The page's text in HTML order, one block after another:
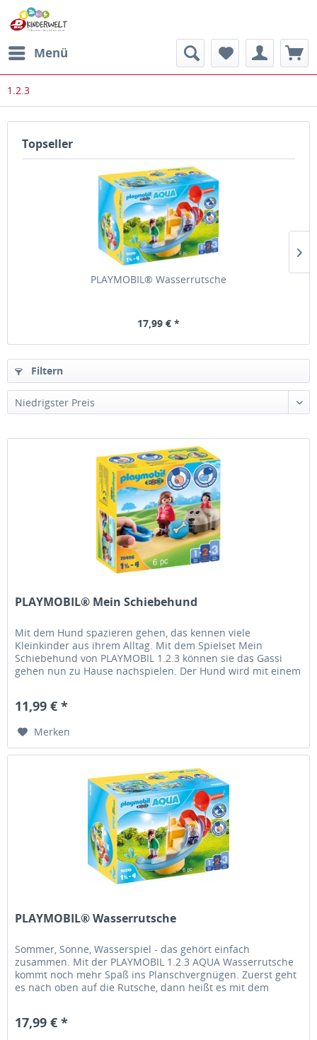
Menü
1.2.3
Topseller
PLAYMOBIL® Wasserrutsche
17,99 € *
Filtern
PLAYMOBIL® Mein Schiebehund
Mit dem Hund spazieren gehen, das kennen viele
Kleinkinder aus ihrem Alltag. Mit dem Spielset Mein
Schiebehund von PLAYMOBIL 1.2.3 können sie das Gassi
gehen nun zu Hause nachspielen. Der Hund wird mit einem
11,99 € *
Merken
PLAYMOBIL® Wasserrutsche
Sommer, Sonne, Wasserspiel - das gehört einfach
zusammen. Mit der PLAYMOBIL 1.2.3 AQUA Wasserrutsche
kommt noch mehr Spaß ins Planschvergnügen. Zuerst geht
es nach oben auf die Rutsche, dann heißt es mit dem
17,99 € *